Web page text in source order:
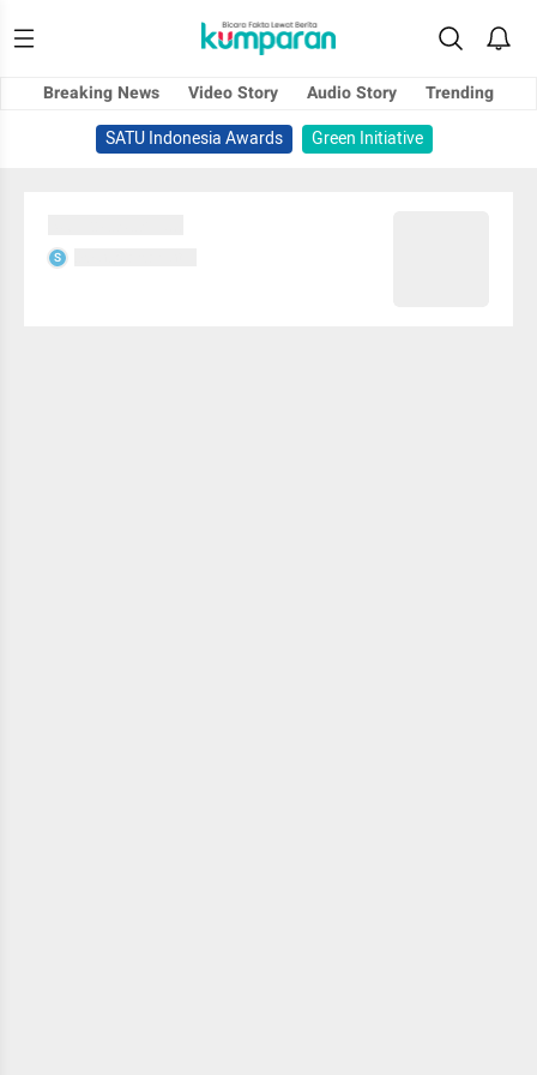
Breaking News Video Story Audio Story
Trending
SATU Indonesia Awards
Green Initiative
S